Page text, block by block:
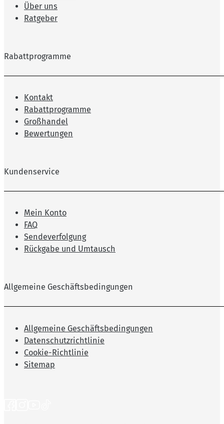
Über uns
Ratgeber
Rabattprogramme
Kontakt
Rabattprogramme
Großhandel
Bewertungen
Kundenservice
Mein Konto
FAQ
Sendeverfolgung
Rückgabe und Umtausch
Allgemeine Geschäftsbedingungen
Allgemeine Geschäftsbedingungen
Datenschutzrichtlinie
Cookie-Richtlinie
Sitemap